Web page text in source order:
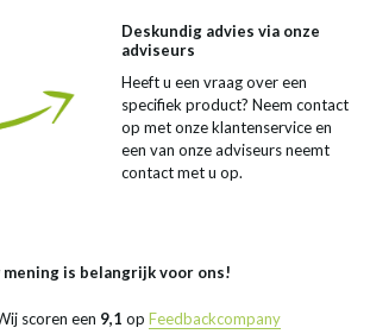
Deskundig advies via onze
adviseurs
Heeft u een vraag over een
specifiek product? Neem contact
op met onze klantenservice en
een van onze adviseurs neemt
contact met u op.
mening is belangrijk voor ons!
scoren een 9,1 op Feedbackcompany